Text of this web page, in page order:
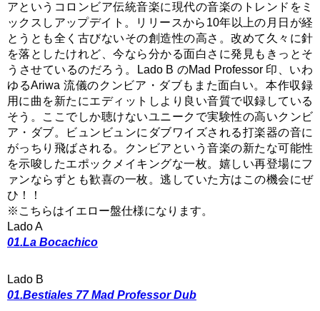
アというコロンビア伝統音楽に現代の音楽のトレンドをミ
ックスしアップデイト。リリースから10年以上の月日が経
とうとも全く古びないその創造性の高さ。改めて久々に針
を落としたけれど、今なら分かる面白さに発見もきっとそ
うさせているのだろう。Lado B のMad Professor 印、いわ
ゆるAriwa 流儀のクンビア・ダブもまた面白い。本作収録
用に曲を新たにエディットしより良い音質で収録している
そう。ここでしか聴けないユニークで実験性の高いクンビ
ア・ダブ。ビュンビュンにダブワイズされる打楽器の音に
がっちり飛ばされる。クンビアという音楽の新たな可能性
を示唆したエポックメイキングな一枚。嬉しい再登場にフ
ァンならずとも歓喜の一枚。逃していた方はこの機会にぜ
ひ！！
※こちらはイエロー盤仕様になります。
Lado A
01.La Bocachico
Lado B
01.Bestiales 77 Mad Professor Dub